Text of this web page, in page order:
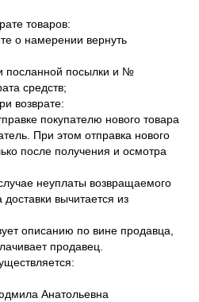
товаров:
о намерении вернуть
посланной посылки и №
средств;
возврате:
покупателю нового товара
При этом отправка нового
после получения и осмотра
неуплаты возвращаемого
вычитается из
описанию по вине продавца,
продавец.
Анатольевна